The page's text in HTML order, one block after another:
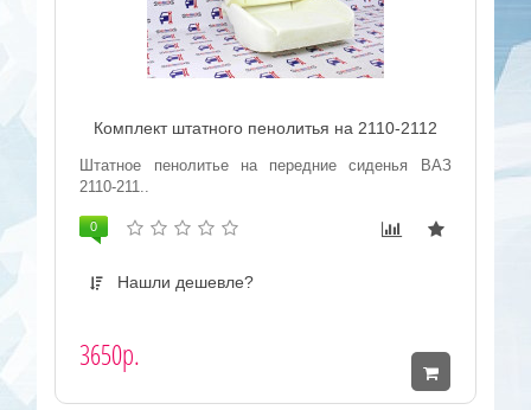
Комплект штатного пенолитья на 2110-2112
Штатное пенолитье на передние сиденья ВАЗ
2110-211..
0
Нашли дешевле?
3650р.